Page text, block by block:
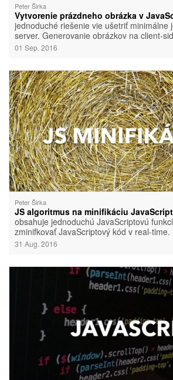
Peter Širka
Vytvorenie prázdneho obrázka v
jednoduché riešenie vie ušetriť minimálne
server. Generovanie obrázkov na client-
01 Sep. 2016
Peter Širka
JS algoritmus na minifikáciu
obsahuje jednoduchú JavaScriptovú
zminifkovať JavaScriptový kód v real-time.
31 Aug. 2016